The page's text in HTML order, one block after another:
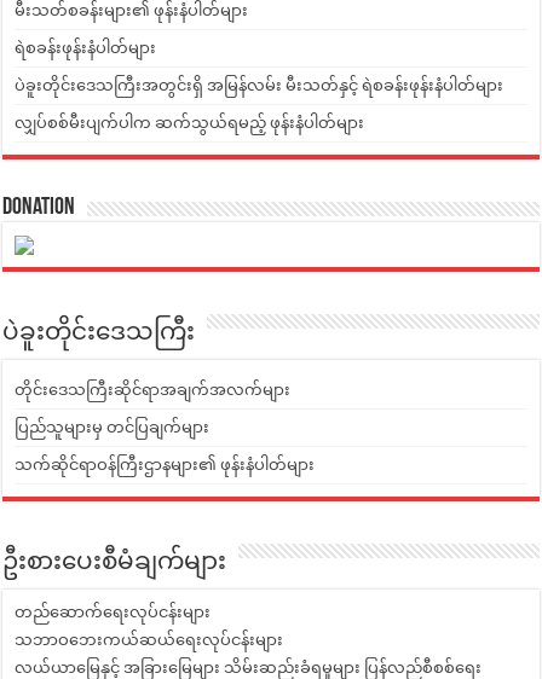
မီးသတ်စခန်းများ၏ ဖုန်းနံပါတ်များ
ရဲစခန်းဖုန်းနံပါတ်များ
ပဲခူးတိုင်းဒေသကြီးအတွင်းရှိ အမြန်လမ်း မီးသတ်နှင့် ရဲစခန်းဖုန်းနံပါတ်များ
လျှပ်စစ်မီးပျက်ပါက ဆက်သွယ်ရမည့် ဖုန်းနံပါတ်များ
Donation
ပဲခူးတိုင်းဒေသကြီး
တိုင်းဒေသကြီးဆိုင်ရာအချက်အလက်များ
ပြည်သူများမှ တင်ပြချက်များ
သက်ဆိုင်ရာဝန်ကြီးဌာနများ၏ ဖုန်းနံပါတ်များ
ဦးစားပေးစီမံချက်များ
တည်ဆောက်ရေးလုပ်ငန်းများ
သဘာဝဘေးကယ်ဆယ်ရေးလုပ်ငန်းများ
လယ်ယာမြေနှင့် အခြားမြေများ သိမ်းဆည်းခံရမှုများ ပြန်လည်စီစစ်ရေး